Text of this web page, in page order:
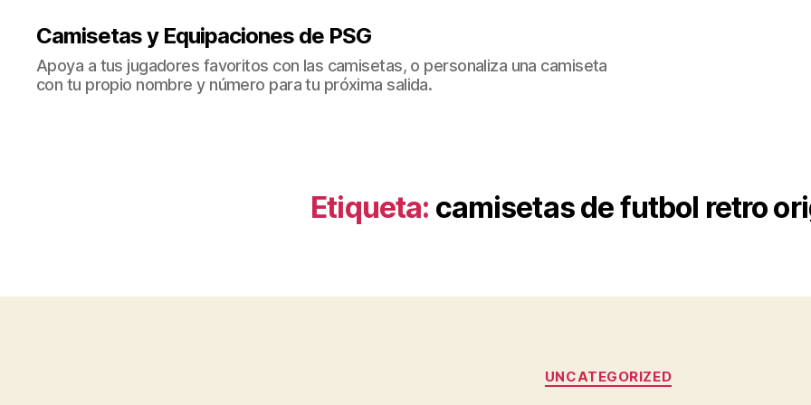
Camisetas y Equipaciones de PSG
Apoya a tus jugadores favoritos con las camisetas, o personaliza una camiseta
con tu propio nombre y número para tu próxima salida.
Etiqueta: camisetas de futbol retro
Categorías
UNCATEGORIZED